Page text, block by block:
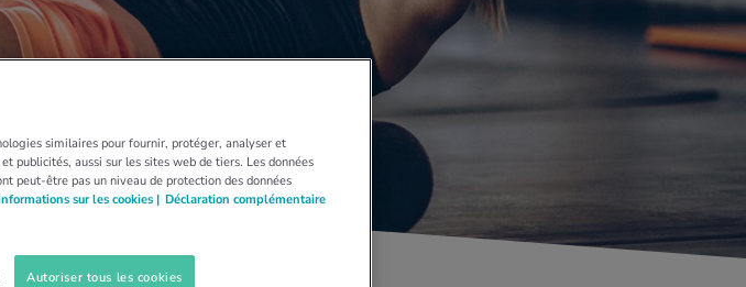
similaires pour fournir, protéger, analyser et
publicités, aussi sur les sites web de tiers. Les données
peut-être pas un niveau de protection des données
sur les cookies | Déclaration complémentaire
Autoriser tous les cookies